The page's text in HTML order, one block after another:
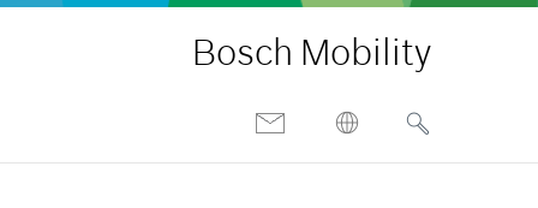
Bosch Mobility